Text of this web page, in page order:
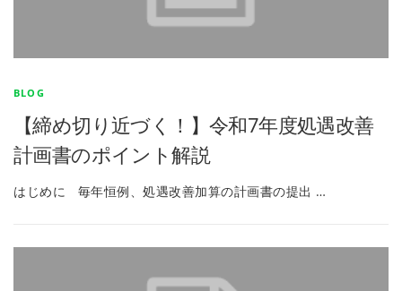
BLOG
【締め切り近づく！】令和7年度処遇改善
計画書のポイント解説
はじめに 毎年恒例、処遇改善加算の計画書の提出 …